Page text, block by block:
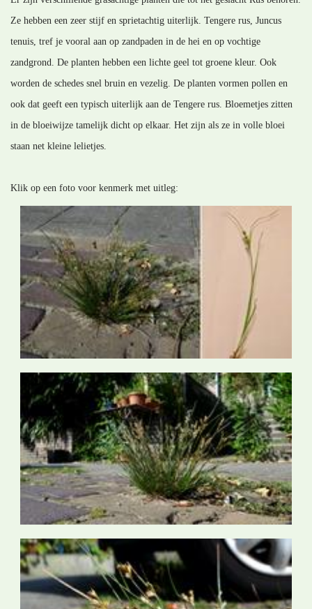
Ze hebben een zeer stijf en sprietachtig uiterlijk. Tengere rus, Juncus
tenuis, tref je vooral aan op zandpaden in de hei en op vochtige
zandgrond. De planten hebben een lichte geel tot groene kleur. Ook
worden de schedes snel bruin en vezelig. De planten vormen pollen en
ook dat geeft een typisch uiterlijk aan de Tengere rus. Bloemetjes zitten
in de bloeiwijze tamelijk dicht op elkaar. Het zijn als ze in volle bloei
staan net kleine lelietjes.
Klik op een foto voor kenmerk met uitleg: